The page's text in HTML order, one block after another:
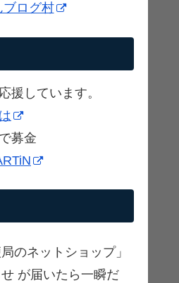
ブログ村
援しています。
募金
のネットショップ」
が届いたら一瞬だ